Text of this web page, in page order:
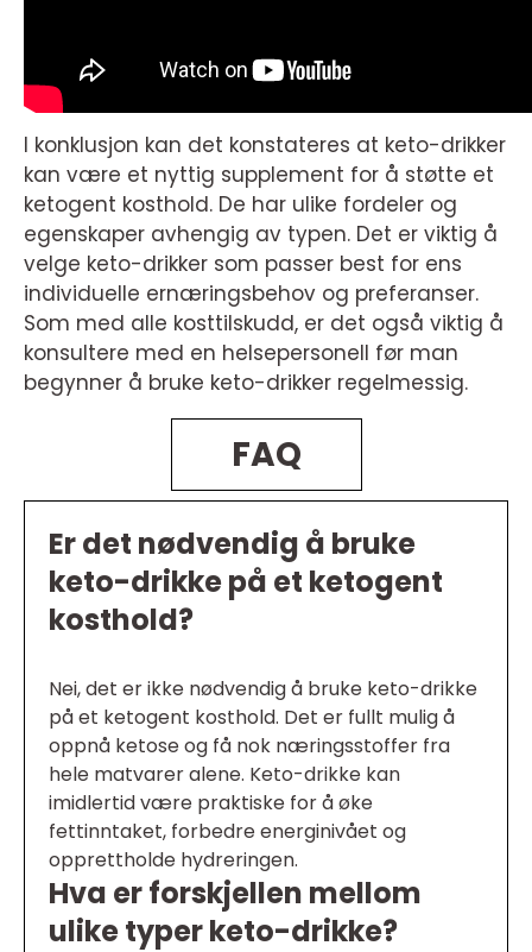
I konklusjon kan det konstateres at keto-drikker
kan være et nyttig supplement for å støtte et
ketogent kosthold. De har ulike fordeler og
egenskaper avhengig av typen. Det er viktig å
velge keto-drikker som passer best for ens
individuelle ernæringsbehov og preferanser.
Som med alle kosttilskudd, er det også viktig å
konsultere med en helsepersonell før man
begynner å bruke keto-drikker regelmessig.
FAQ
Er det nødvendig å bruke
keto-drikke på et ketogent
kosthold?
Nei, det er ikke nødvendig å bruke keto-drikke
på et ketogent kosthold. Det er fullt mulig å
oppnå ketose og få nok næringsstoffer fra
hele matvarer alene. Keto-drikke kan
imidlertid være praktiske for å øke
fettinntaket, forbedre energinivået og
opprettholde hydreringen.
Hva er forskjellen mellom
ulike typer keto-drikke?